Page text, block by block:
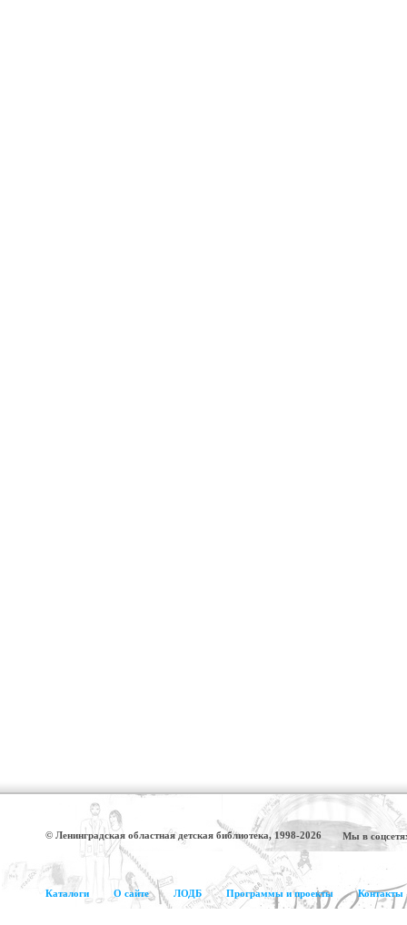
© Ленинградская областная детская библиотека, 1998-2026 Мы в
Каталоги О сайте ЛОДБ Программы и проекты Контакты